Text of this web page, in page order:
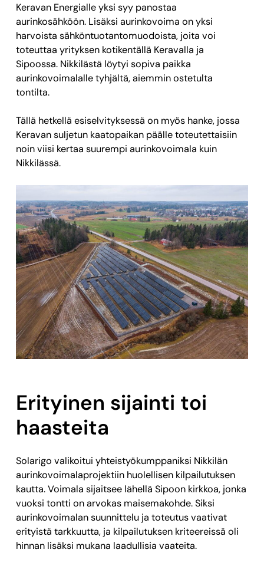
Keravan Energialle yksi syy panostaa
aurinkosähköön. Lisäksi aurinkovoima on yksi
harvoista sähköntuotantomuodoista, joita voi
toteuttaa yrityksen kotikentällä Keravalla ja
Sipoossa. Nikkilästä löytyi sopiva paikka
aurinkovoimalalle tyhjältä, aiemmin ostetulta
tontilta.
Tällä hetkellä esiselvityksessä on myös hanke, jossa
Keravan suljetun kaatopaikan päälle toteutettaisiin
noin viisi kertaa suurempi aurinkovoimala kuin
Nikkilässä.
Erityinen sijainti toi
haasteita
Solarigo valikoitui yhteistyökumppaniksi Nikkilän
aurinkovoimalaprojektiin huolellisen kilpailutuksen
kautta. Voimala sijaitsee lähellä Sipoon kirkkoa, jonka
vuoksi tontti on arvokas maisemakohde. Siksi
aurinkovoimalan suunnittelu ja toteutus vaativat
erityistä tarkkuutta, ja kilpailutuksen kriteereissä oli
hinnan lisäksi mukana laadullisia vaateita.